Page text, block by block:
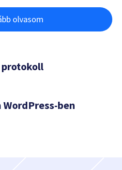
olvasom
protokoll
ben